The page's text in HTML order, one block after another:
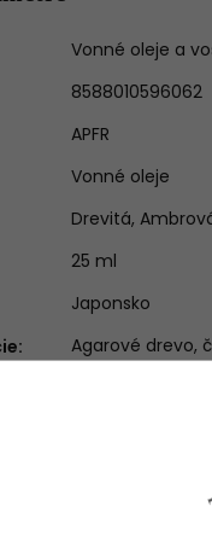
Vonné oleje a
8588010596062
APFR
Vonné oleje
Drevitá,
25 ml
Japonsko
: Agarové drevo,